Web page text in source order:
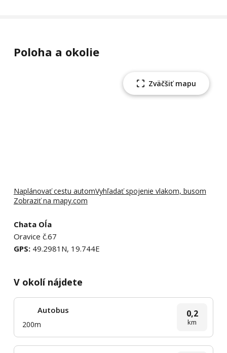
Poloha a okolie
Zväčšiť mapu
Naplánovať cestu automVyhľadať spojenie vlakom, busom
Zobraziť na mapy.com
Chata Oĺa
Oravice č.67
GPS:49.2981N, 19.744E
V okolí nájdete
Autobus
200m
0,2
km